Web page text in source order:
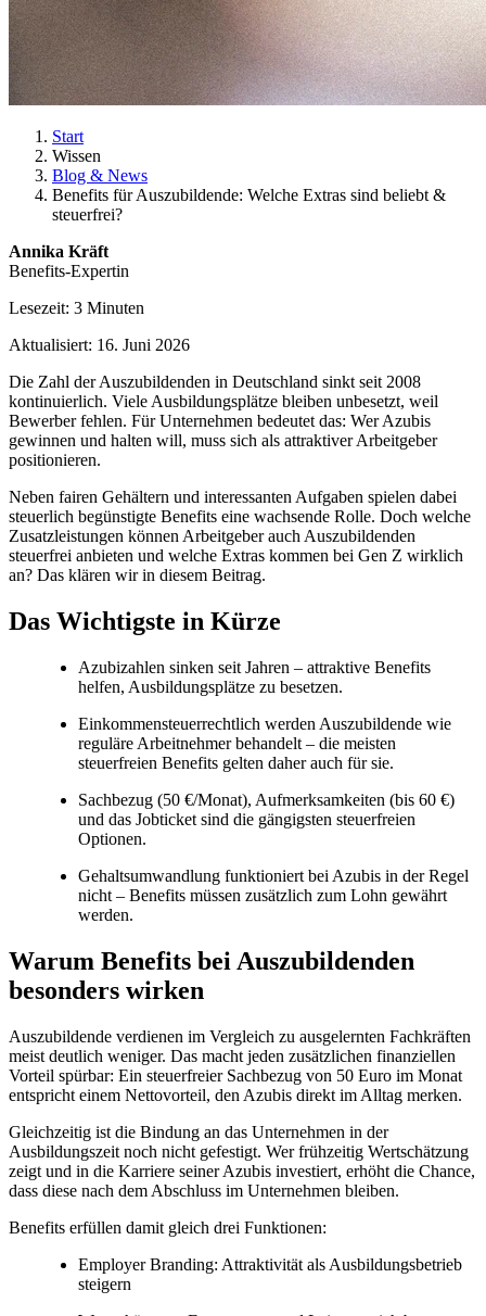
Start
Wissen
Blog & News
Benefits für Auszubildende: Welche Extras sind beliebt &
steuerfrei?
Annika Kräft
Benefits-Expertin
Lesezeit: 3 Minuten
Aktualisiert: 16. Juni 2026
Die Zahl der Auszubildenden in Deutschland sinkt seit 2008
kontinuierlich. Viele Ausbildungsplätze bleiben unbesetzt, weil
Bewerber fehlen. Für Unternehmen bedeutet das: Wer Azubis
gewinnen und halten will, muss sich als attraktiver Arbeitgeber
positionieren.
Neben fairen Gehältern und interessanten Aufgaben spielen dabei
steuerlich begünstigte Benefits eine wachsende Rolle. Doch welche
Zusatzleistungen können Arbeitgeber auch Auszubildenden
steuerfrei anbieten und welche Extras kommen bei Gen Z wirklich
an? Das klären wir in diesem Beitrag.
Das Wichtigste in Kürze
Azubizahlen sinken seit Jahren – attraktive Benefits
helfen, Ausbildungsplätze zu besetzen.
Einkommensteuerrechtlich werden Auszubildende wie
reguläre Arbeitnehmer behandelt – die meisten
steuerfreien Benefits gelten daher auch für sie.
Sachbezug (50 €/Monat), Aufmerksamkeiten (bis 60 €)
und das Jobticket sind die gängigsten steuerfreien
Optionen.
Gehaltsumwandlung funktioniert bei Azubis in der Regel
nicht – Benefits müssen zusätzlich zum Lohn gewährt
werden.
Warum Benefits bei Auszubildenden
besonders wirken
Auszubildende verdienen im Vergleich zu ausgelernten Fachkräften
meist deutlich weniger. Das macht jeden zusätzlichen finanziellen
Vorteil spürbar: Ein steuerfreier Sachbezug von 50 Euro im Monat
entspricht einem Nettovorteil, den Azubis direkt im Alltag merken.
Gleichzeitig ist die Bindung an das Unternehmen in der
Ausbildungszeit noch nicht gefestigt. Wer frühzeitig Wertschätzung
zeigt und in die Karriere seiner Azubis investiert, erhöht die Chance,
dass diese nach dem Abschluss im Unternehmen bleiben.
Benefits erfüllen damit gleich drei Funktionen:
Employer Branding: Attraktivität als Ausbildungsbetrieb
steigern